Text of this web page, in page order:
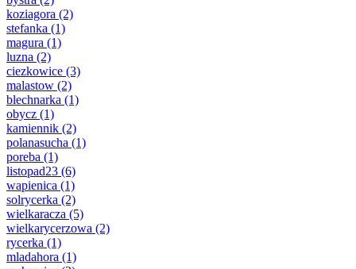
koziagora (2)
stefanka (1)
magura (1)
luzna (2)
ciezkowice (3)
malastow (2)
blechnarka (1)
obycz (1)
kamiennik (2)
polanasucha (1)
poreba (1)
listopad23 (6)
wapienica (1)
solrycerka (2)
wielkaracza (5)
wielkarycerzowa (2)
rycerka (1)
mladahora (1)